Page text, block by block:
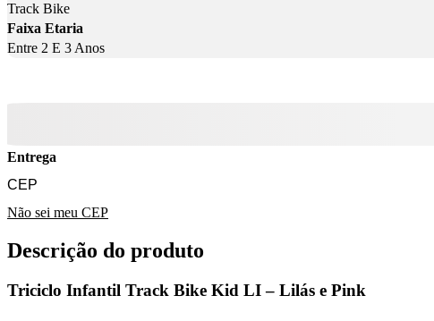
Track Bike
Faixa Etaria
Entre 2 E 3 Anos
Entrega
Não sei meu CEP
Descrição do produto
Triciclo Infantil Track Bike Kid LI – Lilás e Pink